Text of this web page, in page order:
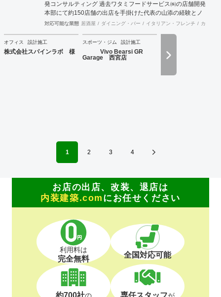
発コンサルティング 過去ワタミフードサービス㈱の店舗開発
本部にて約150店舗の出店を手掛けた代表の山添の経験とノ
ウハウが凝縮した事業。 物件開発だけではなく、店舗の出店
に関わる全ての業務をトータル的にサポート致します。 ②内
装工事・施工監理 会社設立から36年目という豊富な経験実
績により、高い技術を持った職人と経験豊富な現場監理によ
ップでご提供いたします。 ③不動産仲介（店舗・オフィス仲
対応可能な業態 居酒屋 ダイニング・バー イタリアン・フレンチ カフェ
オフィス 設計施工
株式会社スパインラボ 様
スポーツ・ジム 設計施工
Vivo Bearsi GR
Garage 西宮店
1 2 3 4
お店の出店、改装、退店は
内装建築.com にお任せください
利用料は
完全無料 全国対応可能
約700社 専任スタッフ